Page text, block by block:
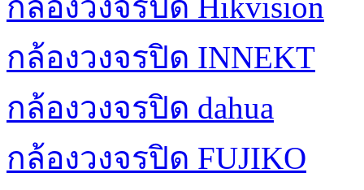
กล้องวงจรปิด Hikvision
กล้องวงจรปิด INNEKT
กล้องวงจรปิด dahua
กล้องวงจรปิด FUJIKO